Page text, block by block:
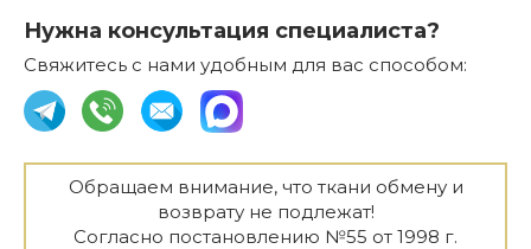
Нужна консультация специалиста?
Свяжитесь с нами удобным для вас способом:
Обращаем внимание, что ткани обмену и
возврату не подлежат!
Согласно постановлению №55 от 1998 г.